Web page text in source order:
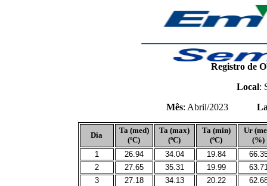
Registro de
Local:
Mês: Abril/2023
Dia
Ta (med)
(ºC)
Ta (max)
(ºC)
Ta (min)
(ºC)
Ur
(%)
1
26.94 34.04 19.84
2
27.65 35.31 19.99
3
27.18 34.13 20.22